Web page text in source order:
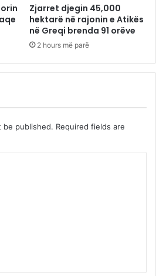
Zjarret djegin 45,000
hektarë në rajonin e Atikës
në Greqi brenda 91 orëve
2 hours më parë
be published. Required fields are